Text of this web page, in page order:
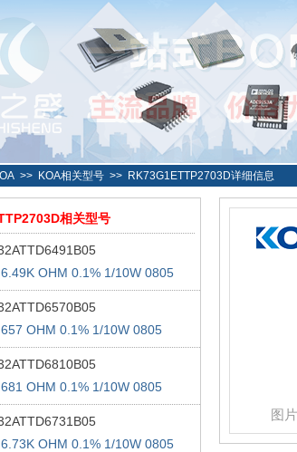
>> KOA相关型号 >> RK73G1ETTP2703D详细信息
相关型号
OHM 0.1% 1/10W 0805
OHM 0.1% 1/10W 0805
OHM 0.1% 1/10W 0805
OHM 0.1% 1/10W 0805
图